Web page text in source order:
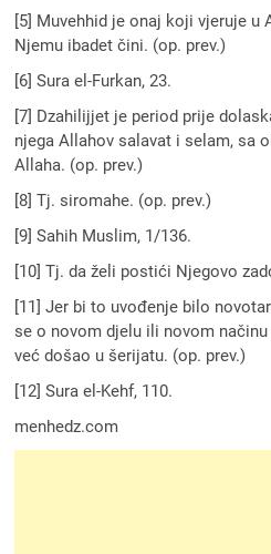
[5] Muvehhid je onaj koji vjeruje u
Njemu ibadet čini. (op. prev.)
[6] Sura el-Furkan, 23.
[7] Dzahilijjet je period prije
njega Allahov salavat i selam, sa
Allaha. (op. prev.)
[8] Tj. siromahe. (op. prev.)
[9] Sahih Muslim, 1/136.
[10] Tj. da želi postići Njegovo
[11] Jer bi to uvođenje bilo
se o novom djelu ili novom
već došao u šerijatu. (op. prev.)
[12] Sura el-Kehf, 110.
menhedz.com